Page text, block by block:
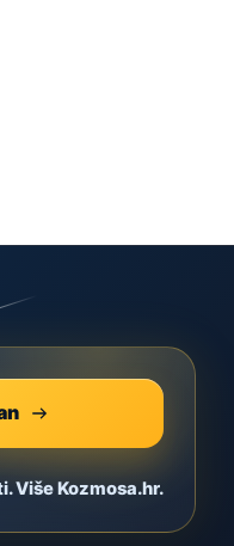
Više Kozmosa.hr.